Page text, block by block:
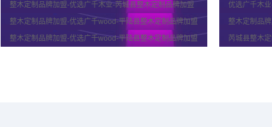
整木定制品牌加盟-优选广千木业-芮城县整木定制品牌加盟
优选广千木
整木定制品牌加盟-优选广千wood-平陆县整木定制品牌加盟
整木定制品
整木定制品牌加盟-优选广千wood-平陆县整木定制品牌加盟
芮城县整木